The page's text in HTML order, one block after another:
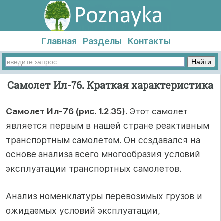
Главная Разделы Контакты
Самолет Ил-76. Краткая характеристика
Самолет Ил-76 (рис. 1.2.35). Этот самолет
является первым в нашей стране реактивным
транспортным самолетом. Он создавался на
основе анализа всего многообразия условий
эксплуатации транспортных самолетов.
Анализ номенклатуры перевозимых грузов и
ожидаемых условий эксплуатации,